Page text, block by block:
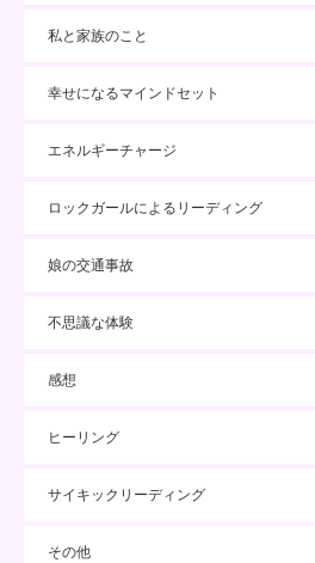
私と家族のこと
幸せになるマインドセット
エネルギーチャージ
ロックガールによるリーディング
娘の交通事故
不思議な体験
感想
ヒーリング
サイキックリーディング
その他